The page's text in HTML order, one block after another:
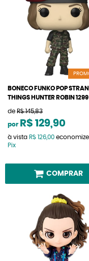
BONECO FUNKO POP
THINGS HUNTER ROBIN 1299
de R$ 145,83
por R$ 129,90
à vista R$ 126,00 economize
Pix
COMPRAR